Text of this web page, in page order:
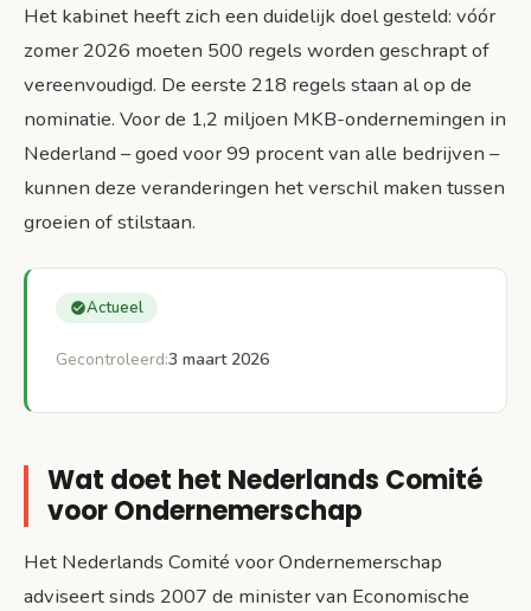
Het kabinet heeft zich een duidelijk doel gesteld: vóór
zomer 2026 moeten 500 regels worden geschrapt of
vereenvoudigd. De eerste 218 regels staan al op de
nominatie. Voor de 1,2 miljoen MKB-ondernemingen in
Nederland – goed voor 99 procent van alle bedrijven –
kunnen deze veranderingen het verschil maken tussen
groeien of stilstaan.
Actueel
Gecontroleerd:3 maart 2026
Wat doet het Nederlands Comité
voor Ondernemerschap
Het Nederlands Comité voor Ondernemerschap
adviseert sinds 2007 de minister van Economische